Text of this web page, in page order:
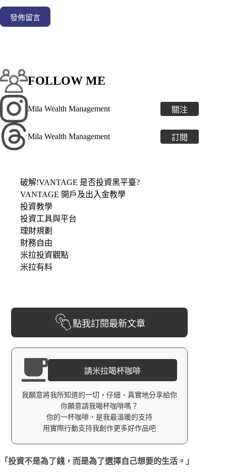
發佈留言
FOLLOW ME
Mila Wealth Management 關注
Mila Wealth Management 訂閱
破解!VANTAGE 是否投資黑平臺?
VANTAGE 開戶及出入金教學
投資教學
投資工具與平台
理財規劃
財務自由
米拉投資觀點
米拉有料
點我訂閱最新文章
請米拉喝杯咖啡
我願意將我所知道的一切，仔細、真實地分享給你
你願意請我喝杯咖啡嗎？
你的一杯咖啡，是我最溫暖的支持
用實際行動支持我創作更多好作品吧
「投資不是為了錢，而是為了選擇自己想要的生活。」